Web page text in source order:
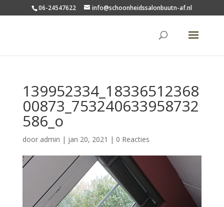
06-24547622 info@schoonheidssalonbuutn-af.nl
139952334_18336512368
00873_753240633958732
586_o
door admin | jan 20, 2021 | 0 Reacties